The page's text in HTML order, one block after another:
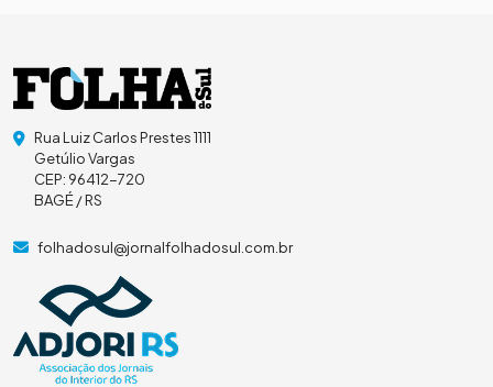
Rua Luiz Carlos Prestes 1111
Getúlio Vargas
CEP: 96412-720
BAGÉ / RS
folhadosul@jornalfolhadosul.com.br